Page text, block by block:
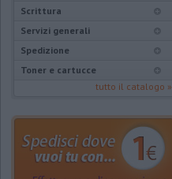
Scrittura
Servizi generali
Spedizione
Toner e cartucce
tutto il catalogo »